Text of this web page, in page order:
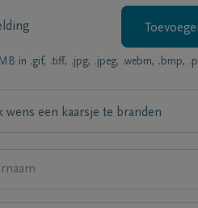
in .gif, .tiff, .jpg, .jpeg, .webm, .bmp,
Ik wens een kaarsje te branden